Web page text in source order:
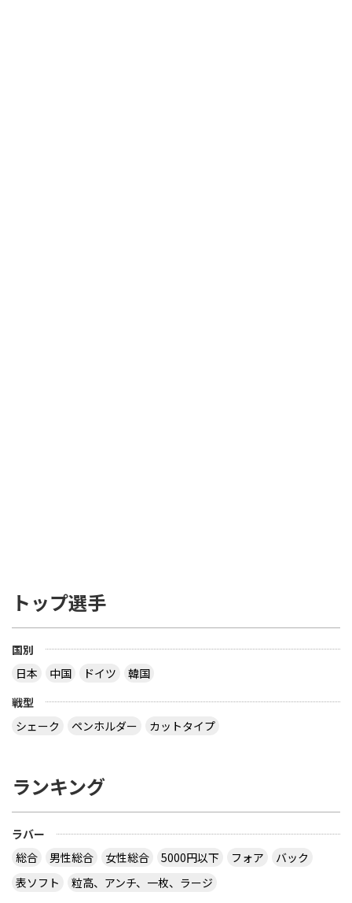
トップ選手
国別
日本
中国 ドイツ
韓国
戦型
シェーク
ペンホルダー カットタイプ
ランキング
ラバー
総合
男性総合 女性総合 5000円以下 フォア
バック
表ソフト
粒高、アンチ、一枚、ラージ